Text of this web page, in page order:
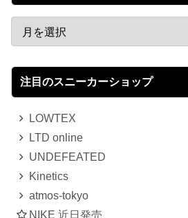
注目のスニーカーショップ
LOWTEX
LTD online
UNDEFEATED
Kinetics
atmos-tokyo
NIKE 近日発売